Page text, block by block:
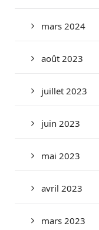
mars 2024
août 2023
juillet 2023
juin 2023
mai 2023
avril 2023
mars 2023